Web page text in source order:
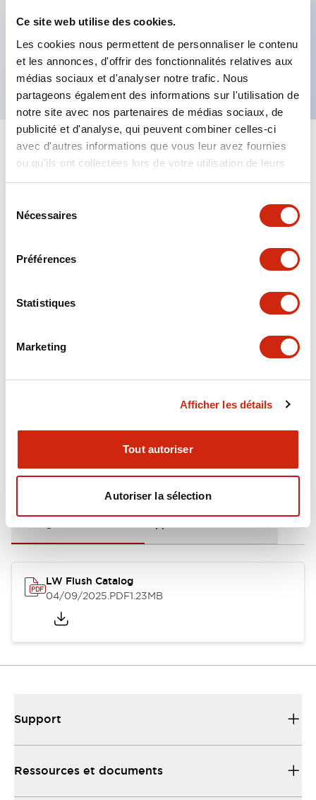
Ce site web utilise des cookies.
Les cookies nous permettent de personnaliser le contenu
et les annonces, d'offrir des fonctionnalités relatives aux
médias sociaux et d'analyser notre trafic. Nous
partageons également des informations sur l'utilisation de
notre site avec nos partenaires de médias sociaux, de
publicité et d'analyse, qui peuvent combiner celles-ci
avec d'autres informations que vous leur avez fournies
ou qu'ils ont collectées lors de votre utilisation de leurs
services.
Nécessaires
Préférences
Statistiques
Marketing
Afficher les détails
Tout autoriser
Autoriser la sélection
Le commutateur sélecteur avec clé adopte une
structure à goupille à cylindre haute sécurité
La structure de protection est IP65 (IEC60529)
Spécifications
Aesthetic Specifications
Electrical Specifications (rated illuminated
Mechanical Specifications
Documents et fichiers
LW Flush Catalog
04/09/2025.PDF1.23MB
Support
Ressources et documents